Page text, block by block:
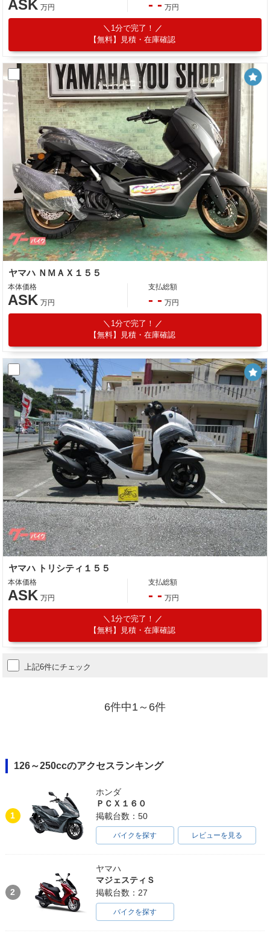
ASK 万円 - - 万円
1分で完了！
【無料】見積・在庫確認
ヤマハ ＮＭＡＸ１５５
本体価格
ASK 万円
支払総額
- - 万円
1分で完了！
【無料】見積・在庫確認
ヤマハ トリシティ１５５
本体価格
ASK 万円
支払総額
- - 万円
1分で完了！
【無料】見積・在庫確認
上記6件にチェック
6件中1～6件
126～250ccのアクセスランキング
1
ホンダ
ＰＣＸ１６０
掲載台数：50
バイクを探す レビューを見る
2
ヤマハ
マジェスティＳ
掲載台数：27
バイクを探す